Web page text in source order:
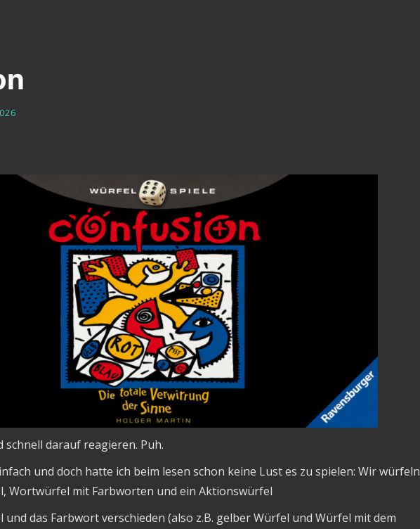
darauf reagieren. Puh.
und doch hatte ich beim lesen schon keine Lust es zu spielen: Wir würfeln
Wortwürfel mit Farbworten und ein Aktionswürfel
und das Farbwort verschieden (also z.B. gelber Würfel und Würfel mit dem